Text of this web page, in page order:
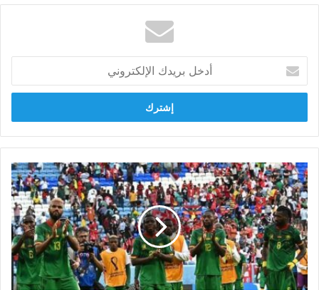
بريدك
الإلكتروني
نتيجة
مباراة
الكاميرون
وغينيا
في
كأس
أمم
أفريقيا